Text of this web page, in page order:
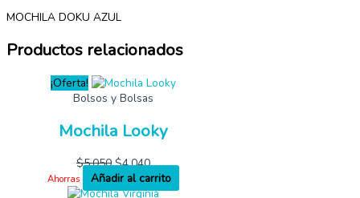
MOCHILA DOKU AZUL
Productos relacionados
¡Oferta!
Bolsos y Bolsas
Mochila Looky
$5,050 $4,040
Ahorras
Añadir al carrito